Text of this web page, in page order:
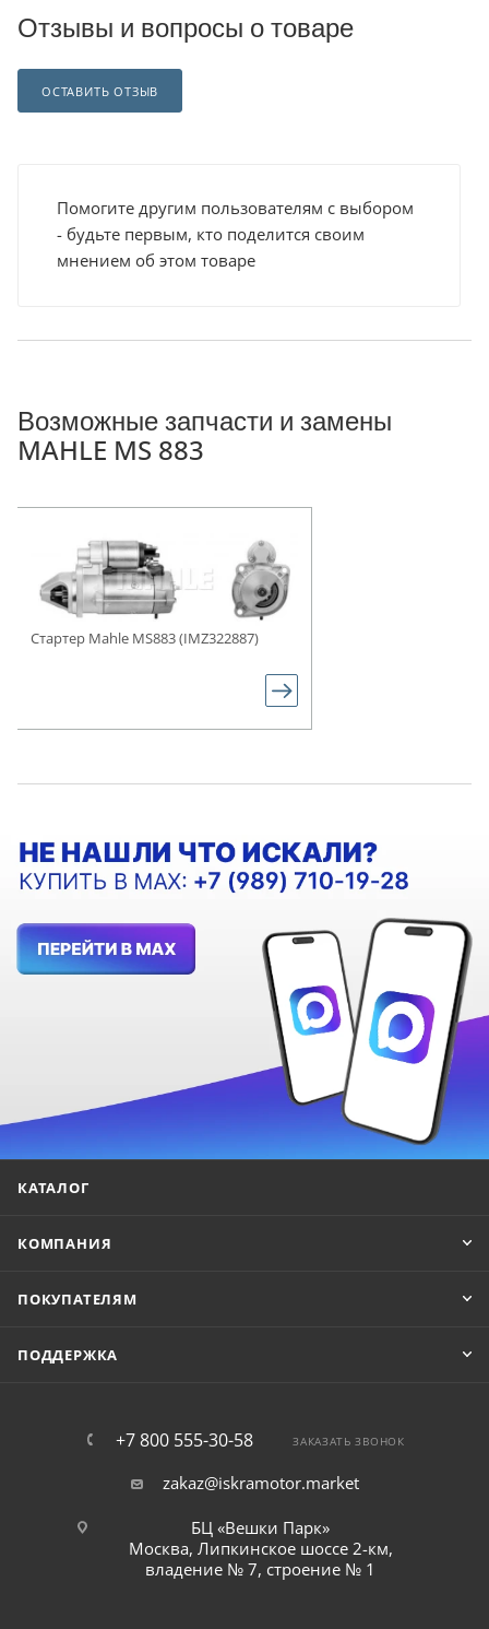
Отзывы и вопросы о товаре
ОСТАВИТЬ ОТЗЫВ
Помогите другим пользователям с выбором
- будьте первым, кто поделится своим
мнением об этом товаре
Возможные запчасти и замены
MAHLE MS 883
Стартер Mahle MS883 (IMZ322887)
КАТАЛОГ
КОМПАНИЯ
ПОКУПАТЕЛЯМ
ПОДДЕРЖКА
+7 800 555-30-58 ЗАКАЗАТЬ ЗВОНОК
zakaz@iskramotor.market
БЦ «Вешки Парк»
Москва, Липкинское шоссе 2-км,
владение № 7, строение № 1